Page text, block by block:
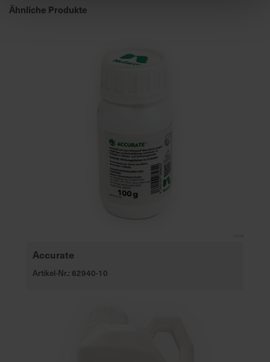
Ähnliche Produkte
Accurate
Artikel-Nr.: 62940-10